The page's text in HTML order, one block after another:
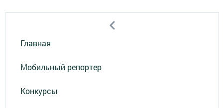
Главная
Мобильный репортер
Конкурсы